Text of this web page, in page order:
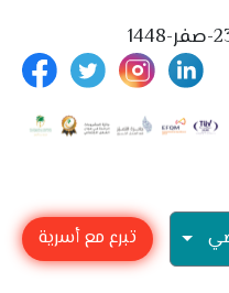
تبرع مع أسرية